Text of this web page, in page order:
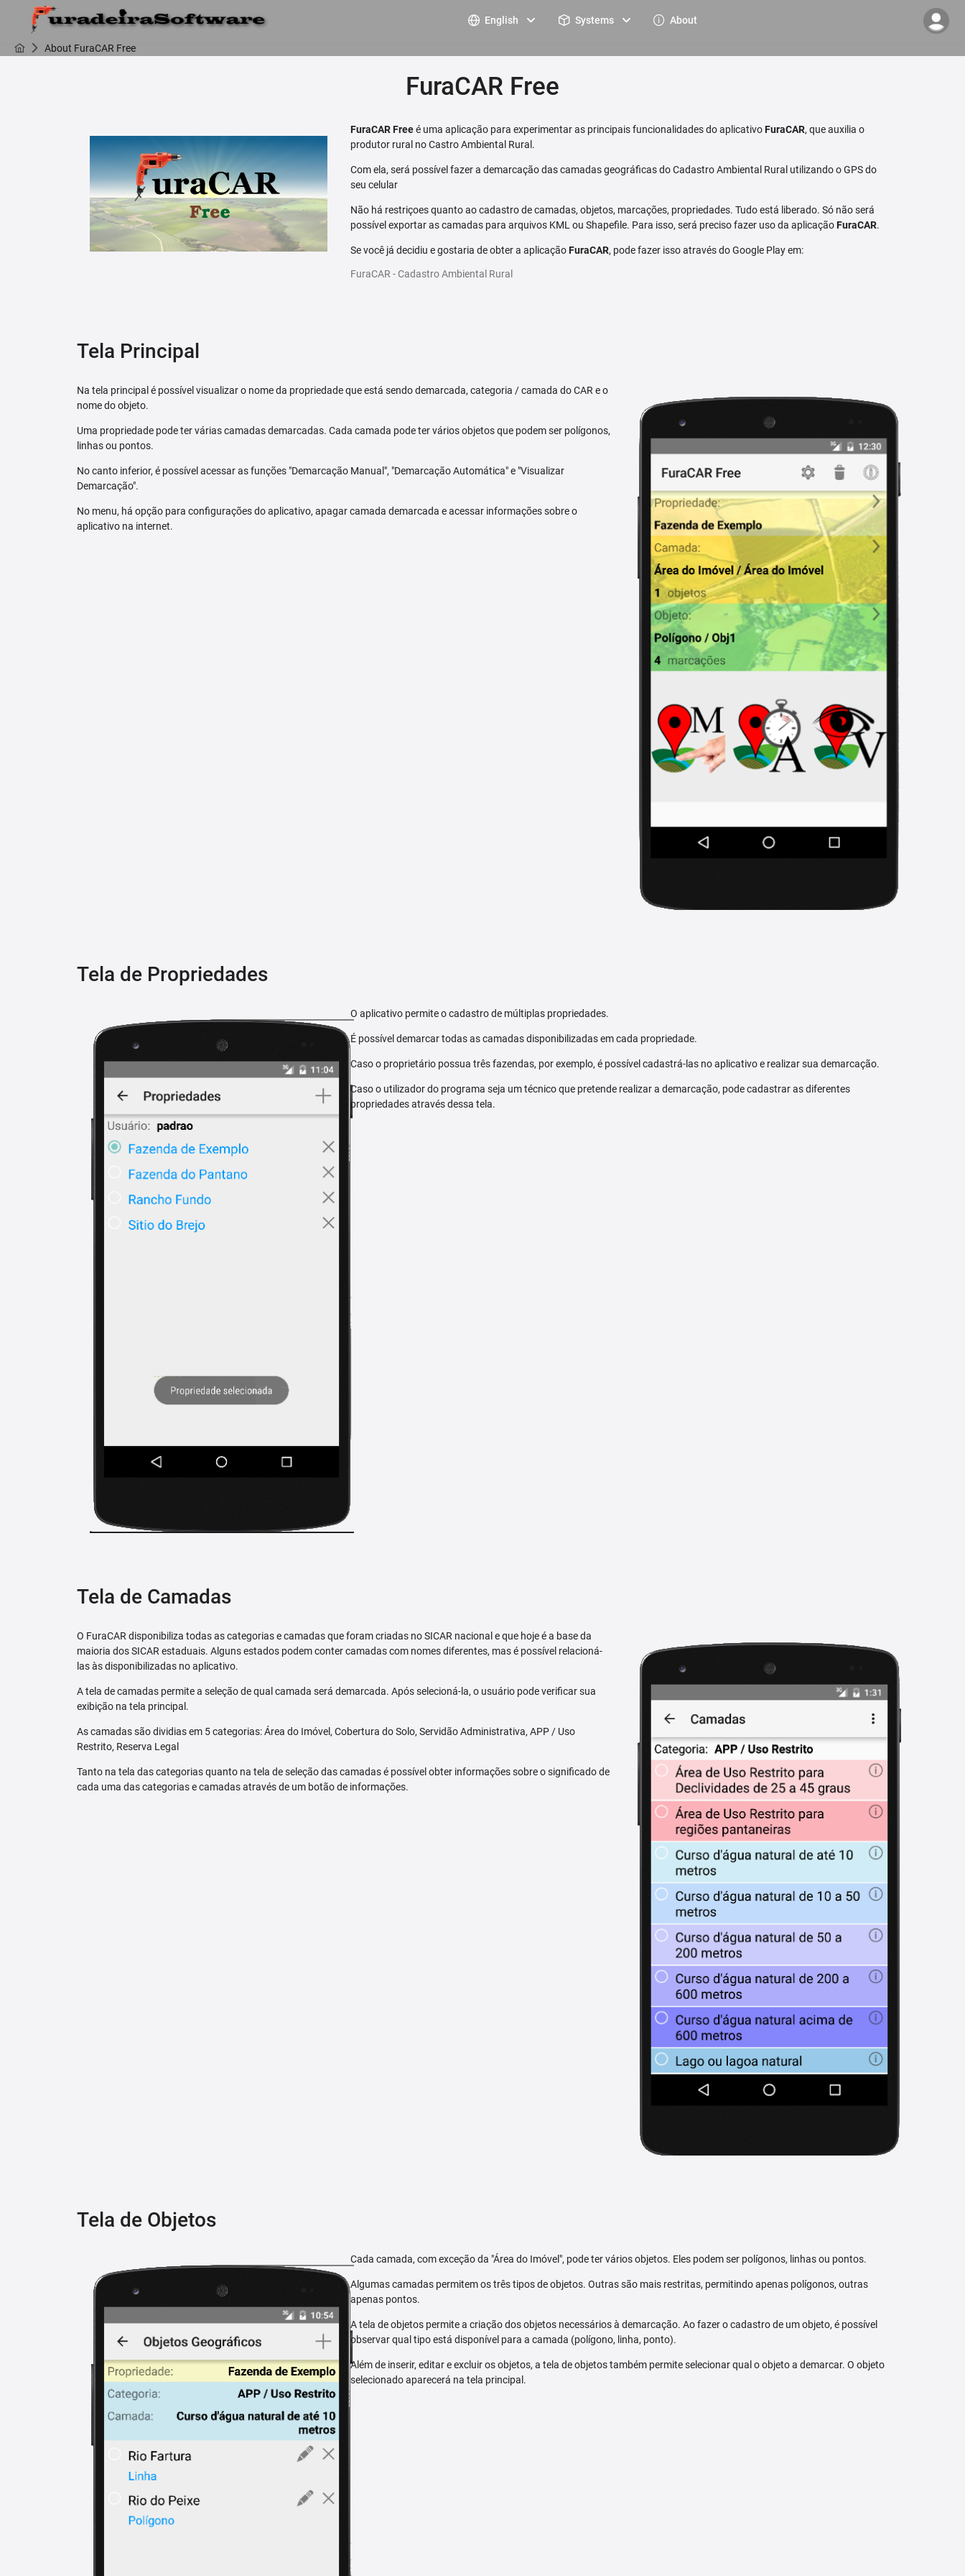
English Systems About
About FuraCAR Free
FuraCAR Free
FuraCAR Freeé uma aplicação para experimentar as principais funcionalidades do aplicativoFuraCAR, que auxilia o
produtor rural no Castro Ambiental Rural.
Com ela, será possível fazer a demarcação das camadas geográficas do Cadastro Ambiental Rural utilizando o GPS do
seu celular
Não há restriçoes quanto ao cadastro de camadas, objetos, marcações, propriedades. Tudo está liberado. Só não será
possível exportar as camadas para arquivos KML ou Shapefile. Para isso, será preciso fazer uso da aplicaçãoFuraCAR.
Se você já decidiu e gostaria de obter a aplicaçãoFuraCAR, pode fazer isso através do Google Play em:
FuraCAR - Cadastro Ambiental Rural
Tela Principal
Na tela principal é possível visualizar o nome da propriedade que está sendo demarcada, categoria / camada do CAR e o
nome do objeto.
Uma propriedade pode ter várias camadas demarcadas. Cada camada pode ter vários objetos que podem ser polígonos,
linhas ou pontos.
No canto inferior, é possível acessar as funções "Demarcação Manual", "Demarcação Automática" e "Visualizar
Demarcação".
No menu, há opção para configurações do aplicativo, apagar camada demarcada e acessar informações sobre o
aplicativo na internet.
Tela de Propriedades
O aplicativo permite o cadastro de múltiplas propriedades.
É possível demarcar todas as camadas disponibilizadas em cada propriedade.
Caso o proprietário possua três fazendas, por exemplo, é possível cadastrá-las no aplicativo e realizar sua demarcação.
Caso o utilizador do programa seja um técnico que pretende realizar a demarcação, pode cadastrar as diferentes
propriedades através dessa tela.
Tela de Camadas
O FuraCAR disponibiliza todas as categorias e camadas que foram criadas no SICAR nacional e que hoje é a base da
maioria dos SICAR estaduais. Alguns estados podem conter camadas com nomes diferentes, mas é possível relacioná-
las às disponibilizadas no aplicativo.
A tela de camadas permite a seleção de qual camada será demarcada. Após selecioná-la, o usuário pode verificar sua
exibição na tela principal.
As camadas são dividias em 5 categorias: Área do Imóvel, Cobertura do Solo, Servidão Administrativa, APP / Uso
Restrito, Reserva Legal
Tanto na tela das categorias quanto na tela de seleção das camadas é possível obter informações sobre o significado de
cada uma das categorias e camadas através de um botão de informações.
Tela de Objetos
Cada camada, com exceção da "Área do Imóvel", pode ter vários objetos. Eles podem ser polígonos, linhas ou pontos.
Algumas camadas permitem os três tipos de objetos. Outras são mais restritas, permitindo apenas polígonos, outras
apenas pontos.
A tela de objetos permite a criação dos objetos necessários à demarcação. Ao fazer o cadastro de um objeto, é possível
observar qual tipo está disponível para a camada (polígono, linha, ponto).
Além de inserir, editar e excluir os objetos, a tela de objetos também permite selecionar qual o objeto a demarcar. O objeto
selecionado aparecerá na tela principal.